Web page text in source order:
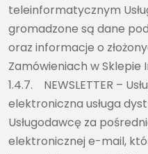
teleinformatycznym
gromadzone są dane
oraz informacje o
Zamówieniach w
1.4.7. NEWSLETTER –
elektroniczna usługa
Usługodawcę za
elektronicznej e-mail,